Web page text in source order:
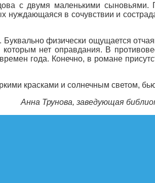
с двумя маленькими сыновьями.
в сочувствии и
физически ощущается
нет оправдания. В
года. Конечно, в романе
красками и солнечным светом,
Анна Трунова, заведующая